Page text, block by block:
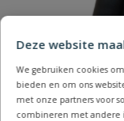
Deze website
We gebruiken cookies
bieden en om ons
met onze partners voor
combineren met andere